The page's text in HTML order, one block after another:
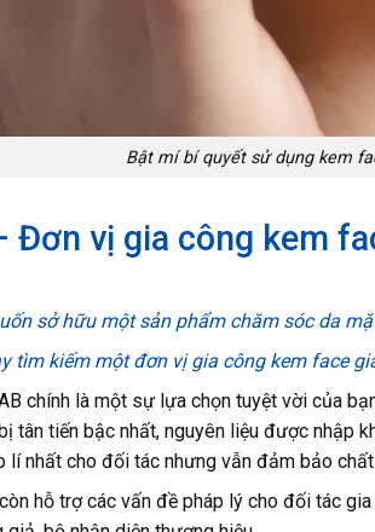
Bật mí bí quyết sử dụng kem
Đơn vị gia công kem
sở hữu một sản phẩm chăm sóc da
tìm kiếm một đơn vị gia công kem face
chính là một sự lựa chọn tuyệt vời của
tân tiến bậc nhất, nguyên liệu được nhập
lí nhất cho đối tác nhưng vẫn đảm bảo
hỗ trợ các vấn đề pháp lý cho đối tác